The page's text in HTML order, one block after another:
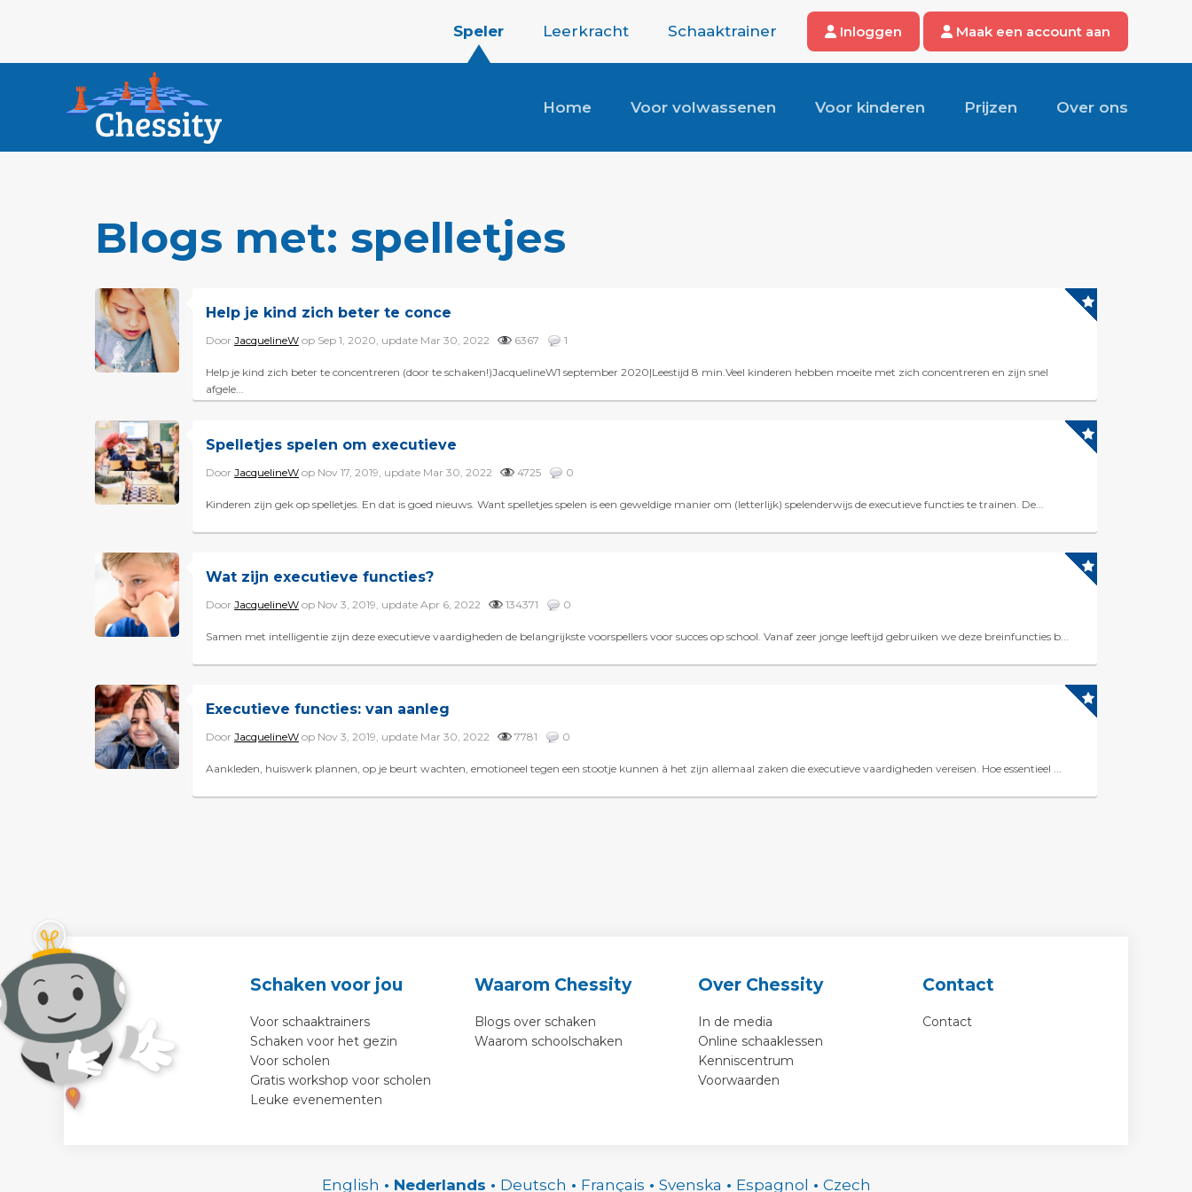
Speler Leerkracht Schaaktrainer Inloggen Maak een account aan
Home Voor volwassenen Voor kinderen Prijzen Over ons
Blogs met: spelletjes
Help je kind zich beter te conce
Door JacquelineW op Sep 1, 2020, update Mar 30, 2022 6367 1
Help je kind zich beter te concentreren (door te schaken!)JacquelineW1 september 2020|Leestijd 8 min.Veel kinderen hebben moeite met zich concentreren en zijn snel
afgele...
Spelletjes spelen om executieve
Door JacquelineW op Nov 17, 2019, update Mar 30, 2022 4725 0
Kinderen zijn gek op spelletjes. En dat is goed nieuws. Want spelletjes spelen is een geweldige manier om (letterlijk) spelenderwijs de executieve functies te trainen. De...
Wat zijn executieve functies?
Door JacquelineW op Nov 3, 2019, update Apr 6, 2022 134371 0
Samen met intelligentie zijn deze executieve vaardigheden de belangrijkste voorspellers voor succes op school. Vanaf zeer jonge leeftijd gebruiken we deze breinfuncties b...
Executieve functies: van aanleg
Door JacquelineW op Nov 3, 2019, update Mar 30, 2022 7781 0
Aankleden, huiswerk plannen, op je beurt wachten, emotioneel tegen een stootje kunnen â het zijn allemaal zaken die executieve vaardigheden vereisen. Hoe essentieel ...
Schaken voor jou
Voor schaaktrainers
Schaken voor het gezin
Voor scholen
Gratis workshop voor scholen
Leuke evenementen
Waarom Chessity
Blogs over schaken
Waarom schoolschaken
Over Chessity
In de media
Online schaaklessen
Kenniscentrum
Voorwaarden
Contact
Contact
English • Nederlands • Deutsch • Français • Svenska • Espagnol • Czech